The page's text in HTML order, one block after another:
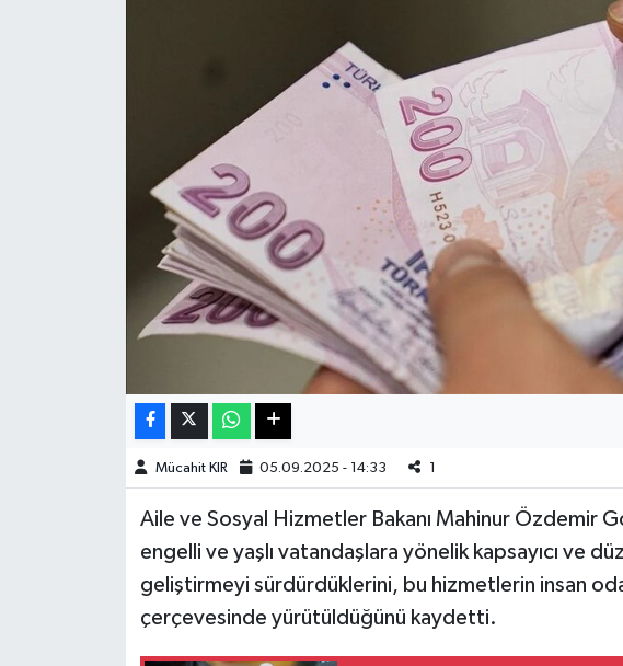
Mücahit KIR 05.09.2025 - 14:33 1
Aile ve Sosyal Hizmetler Bakanı Mahinur Özdemir
engelli ve yaşlı vatandaşlara yönelik kapsayıcı ve
geliştirmeyi sürdürdüklerini, bu hizmetlerin insan
çerçevesinde yürütüldüğünü kaydetti.
Manşet Altı
Resmi İlan
SürManşet
KAHRAMANMARAŞ